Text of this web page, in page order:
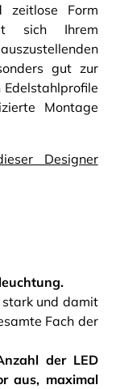
zeitlose Form
sich Ihrem
gut zur
Edelstahlprofile
Montage
Designer
stark und damit
Fach der
der LED
aus, maximal